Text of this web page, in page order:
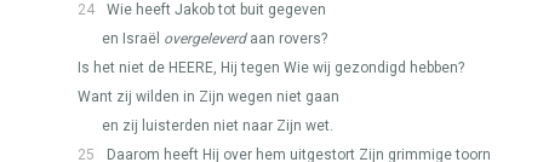
24
Wie heeft Jakob tot buit gegeven
en Israël overgeleverdaan rovers?
Is het niet de HEERE, Hij tegen Wie wij gezondigd hebben?
Want zij wilden in Zijn wegen niet gaan
en zij luisterden niet naar Zijn wet.
25
Daarom heeft Hij over hem uitgestort Zijn grimmige toorn